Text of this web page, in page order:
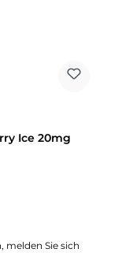
Ice 20mg
melden Sie sich